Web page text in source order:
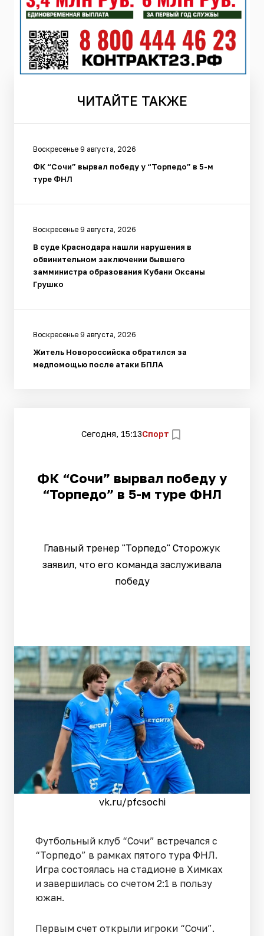
ЧИТАЙТЕ ТАКЖЕ
Воскресенье 9 августа, 2026
ФК “Сочи” вырвал победу у “Торпедо” в 5-м
туре ФНЛ
Воскресенье 9 августа, 2026
В суде Краснодара нашли нарушения в
обвинительном заключении бывшего
замминистра образования Кубани Оксаны
Грушко
Воскресенье 9 августа, 2026
Житель Новороссийска обратился за
медпомощью после атаки БПЛА
Сегодня, 15:13Спорт
ФК “Сочи” вырвал победу у
“Торпедо” в 5-м туре ФНЛ
Главный тренер "Торпедо" Сторожук
заявил, что его команда заслуживала
победу
vk.ru/pfcsochi
Футбольный клуб “Сочи” встречался с
“Торпедо” в рамках пятого тура ФНЛ.
Игра состоялась на стадионе в Химках
и завершилась со счетом 2:1 в пользу
южан.
Первым счет открыли игроки “Сочи”.